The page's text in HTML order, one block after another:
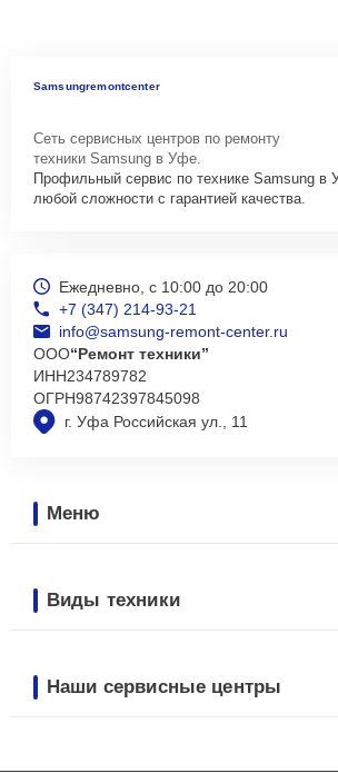
Samsungremontcenter
Сеть сервисных центров по ремонту
техники Samsung в Уфе.
Профильный сервис по технике Samsung в
любой сложности с гарантией качества.
г. Уфа Российская ул., 11
Ежедневно, с 10:00 до 20:00
+7 (347) 214-93-21
info@samsung-remont-center.ru
ООО“Ремонт техники”
ИНН234789782
ОГРН98742397845098
Меню
Виды техники
Наши сервисные центры